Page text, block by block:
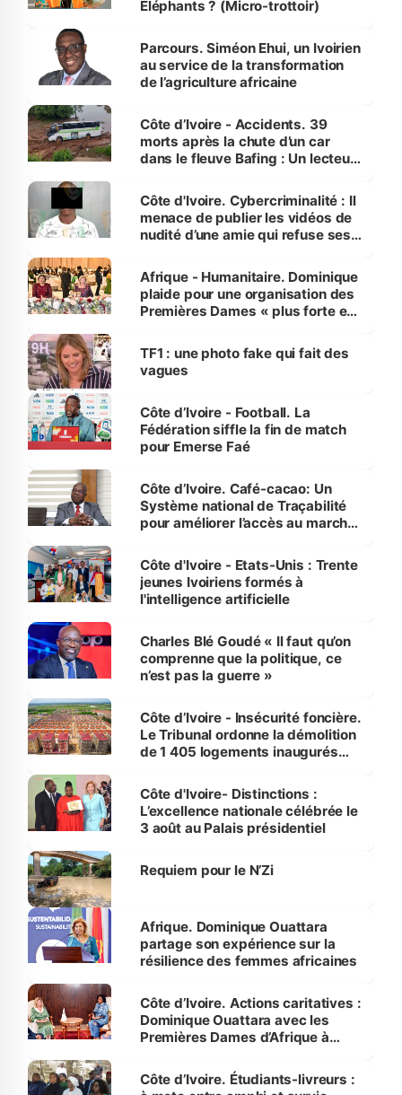
Éléphants ? (Micro-trottoir)
Parcours. Siméon Ehui, un Ivoirien
au service de la transformation
de l’agriculture africaine
Côte d’Ivoire - Accidents. 39
morts après la chute d’un car
dans le fleuve Bafing : Un lecteur
des Transports
Côte d'Ivoire. Cybercriminalité : Il
menace de publier les vidéos de
nudité d’une amie qui refuse ses
Afrique - Humanitaire. Dominique
plaide pour une organisation des
Premières Dames « plus forte et
sur la scène internationale »
TF1 : une photo fake qui fait des
vagues
Côte d’Ivoire - Football. La
Fédération siffle la fin de match
pour Emerse Faé
Côte d’Ivoire. Café-cacao: Un
Système national de Traçabilité
pour améliorer l’accès au marché
Côte d'Ivoire - Etats-Unis : Trente
jeunes Ivoiriens formés à
l'intelligence artificielle
Charles Blé Goudé « Il faut qu’on
comprenne que la politique, ce
n’est pas la guerre »
Côte d’Ivoire - Insécurité foncière.
Le Tribunal ordonne la démolition
de 1 405 logements inaugurés
Bassam
Côte d'Ivoire- Distinctions :
L’excellence nationale célébrée le
3 août au Palais présidentiel
Requiem pour le N’Zi
Afrique. Dominique Ouattara
partage son expérience sur la
résilience des femmes africaines
Côte d’Ivoire. Actions caritatives :
Dominique Ouattara avec les
Premières Dames d’Afrique à
Côte d’Ivoire. Étudiants-livreurs :